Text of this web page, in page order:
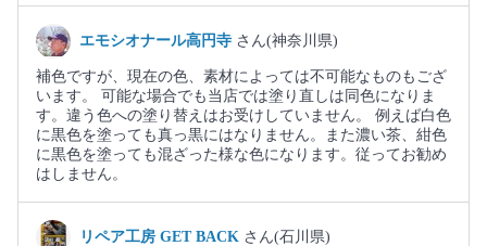
エモシオナール高円寺 さん(神奈川県)
補色ですが、現在の色、素材によっては不可能なものもござ
います。 可能な場合でも当店では塗り直しは同色になりま
す。違う色への塗り替えはお受けしていません。 例えば白色
に黒色を塗っても真っ黒にはなりません。また濃い茶、紺色
に黒色を塗っても混ざった様な色になります。従ってお勧め
はしません。
リペア工房 GET BACK さん(石川県)